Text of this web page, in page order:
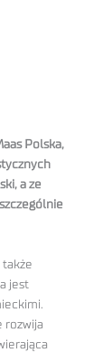
Polska,
a ze
także
jest
rozwija